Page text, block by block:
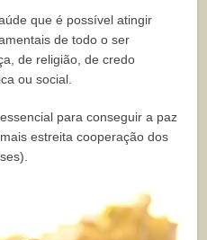
que é possível atingir
de todo o ser
de religião, de credo
ou social.
para conseguir a paz
estreita cooperação dos